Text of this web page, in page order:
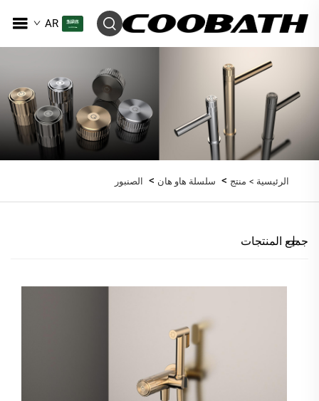
AR
الرئيسية > منتج > سلسلة هاو هان > الصنبور
جميع المنتجات